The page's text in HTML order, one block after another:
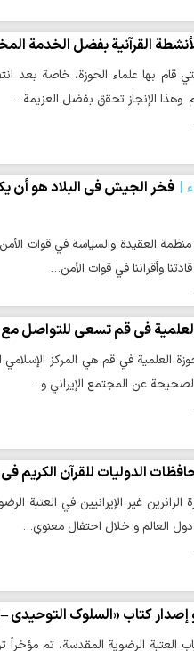
القرآنية بفضل الخدمة
قام بها علماء الحوزة، خاصة بعد
وهذا الإنجاز تحقق بفضل العزيمة…
فخر الجیش في البلاد هو أن
العقيدة والسياسة في قوات
وأقراننا في قوات الأمن…
في قم تسعى للتواصل
العلمية في قم هي المركز
عن المجتمع الإيراني و…
الدولیات للقرآن الکریم
الزائرین غير الإيرانيين في العتبة
العالم و خلال احتفال معنوي…
کتاب «السلوک التوحیدي –
الرضویة المقدسة، تم مؤخراً